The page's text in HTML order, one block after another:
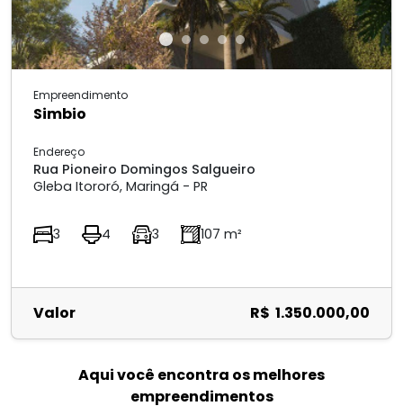
Empreendimento
Simbio
Endereço
Rua Pioneiro Domingos Salgueiro
Gleba Itororó, Maringá - PR
3 4 3 107 m²
Valor R$ 1.350.000,00
Aqui você encontra os melhores
empreendimentos